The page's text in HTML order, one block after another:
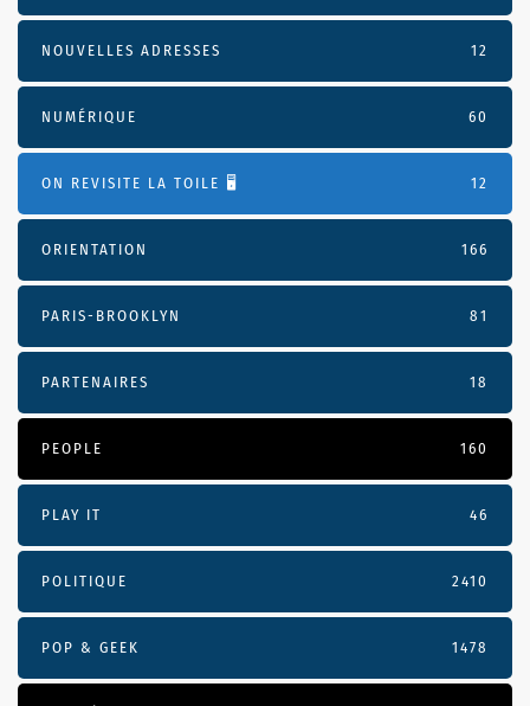
NOUVELLES ADRESSES 12
NUMÉRIQUE 60
ON REVISITE LA TOILE 🖥️ 12
ORIENTATION 166
PARIS-BROOKLYN 81
PARTENAIRES 18
PEOPLE 160
PLAY IT 46
POLITIQUE 2410
POP & GEEK 1478